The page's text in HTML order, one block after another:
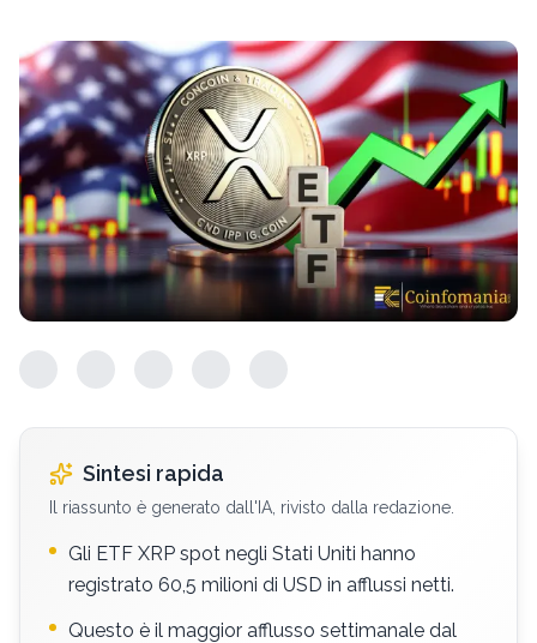
Sintesi rapida
Il riassunto è generato dall'IA, rivisto dalla redazione.
Gli ETF XRP spot negli Stati Uniti hanno
registrato 60,5 milioni di USD in afflussi netti.
Questo è il maggior afflusso settimanale dal